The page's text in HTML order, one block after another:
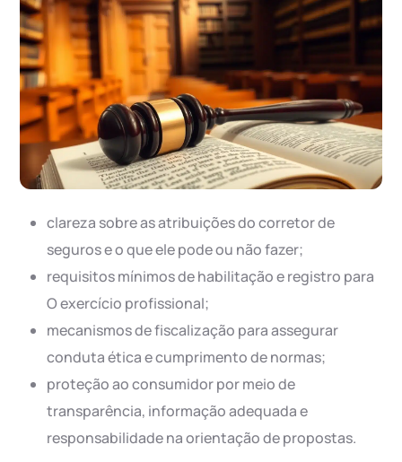
clareza sobre as atribuições do corretor de
seguros e o que ele pode ou não fazer;
requisitos mínimos de habilitação e registro para
O exercício profissional;
mecanismos de fiscalização para assegurar
conduta ética e cumprimento de normas;
proteção ao consumidor por meio de
transparência, informação adequada e
responsabilidade na orientação de propostas.